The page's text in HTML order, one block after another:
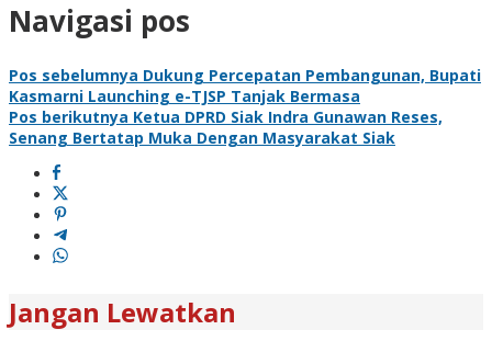
Navigasi pos
Pos sebelumnya Dukung Percepatan Pembangunan, Bupati
Kasmarni Launching e-TJSP Tanjak Bermasa
Pos berikutnya Ketua DPRD Siak Indra Gunawan Reses,
Senang Bertatap Muka Dengan Masyarakat Siak
Jangan Lewatkan